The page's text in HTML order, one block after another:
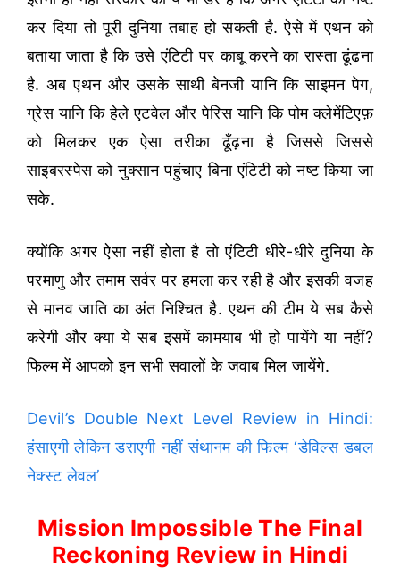
कर दिया तो पूरी दुनिया तबाह हो सकती है. ऐसे में एथन को
बताया जाता है कि उसे एंटिटी पर काबू करने का रास्ता ढूंढना
है. अब एथन और उसके साथी बेनजी यानि कि साइमन पेग,
ग्रेस यानि कि हेले एटवेल और पेरिस यानि कि पोम क्लेमेंटिएफ़
को मिलकर एक ऐसा तरीका ढूँढ़ना है जिससे जिससे
साइबरस्पेस को नुक्सान पहुंचाए बिना एंटिटी को नष्ट किया जा
सके.
क्योंकि अगर ऐसा नहीं होता है तो एंटिटी धीरे-धीरे दुनिया के
परमाणु और तमाम सर्वर पर हमला कर रही है और इसकी वजह
से मानव जाति का अंत निश्चित है. एथन की टीम ये सब कैसे
करेगी और क्या ये सब इसमें कामयाब भी हो पायेंगे या नहीं?
फिल्म में आपको इन सभी सवालों के जवाब मिल जायेंगे.
Devil’s Double Next Level Review in Hindi:
हंसाएगी लेकिन डराएगी नहीं संथानम की फिल्म ‘डेविल्स डबल
नेक्स्ट लेवल’
Mission Impossible The Final
Reckoning Review in Hindi